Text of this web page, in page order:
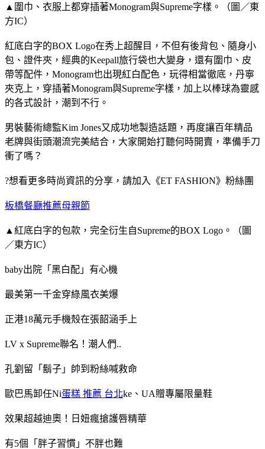
▲圍巾、衣服上都穿插著Monogram與Supreme字樣。（圖／東
方IC）
紅底白字的BOX Logo在秀上超醒目，不但有後背包、隨身小
包、證件夾，經典的Keepall旅行袋也大變身，還有圍巾、皮
帶等配件，Monogram也出現紅白配色，玩得相當徹底，丹寧
夾克上，穿插著Monogram與Supreme字樣，加上以棒球為靈感
的各式設計，潮到不行。
男裝藝術總監Kim Jones又成功地製造話題，再度讓百年精品
老牌與街頭潮流完美結合，大家開始打聽何時開賣，準備手刀
衝了嗎？
?想看更多時尚資訊的分享，請加入《ET FASHION》粉絲團
板橋餐廳推薦母親節
▲紅底白字的包款，完全衍生自Supreme的BOX Logo。（圖
／東方IC）
baby出院「黑白配」有心機
最美第一千金穿綠風衣美爆
正港18萬元手機殼在張韶涵手上
LV x Supreme聯名！潮人們..
孔劉留「鬍子」帥到粉絲喊救命
歐巴馬卸任Ni蛋糕 推薦 台北ke、UA贈專屬限量鞋
效果超越迪奧！日妞瘋搶護唇精華
有5個「胖子習慣」不胖也難